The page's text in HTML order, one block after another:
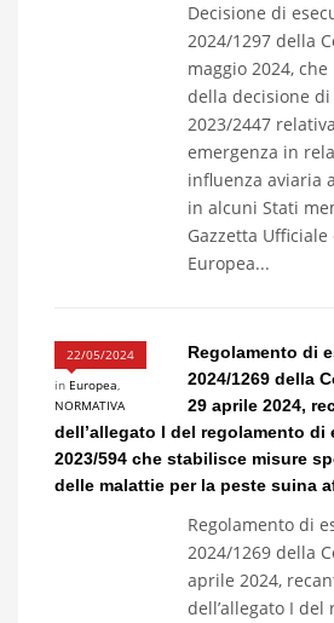
Decisione di
2024/1297 della
maggio 2024,
della decisione di
2023/2447
emergenza in
influenza aviaria
in alcuni Stati
Gazzetta Ufficiale
Europea...
22/05/2024
in Europea,
NORMATIVA
Regolamento di
2024/1269 della
29 aprile 2024,
dell’allegato I del regolamento di
2023/594 che stabilisce misure
delle malattie per la peste suina
Regolamento di
2024/1269 della
aprile 2024,
dell’allegato I del